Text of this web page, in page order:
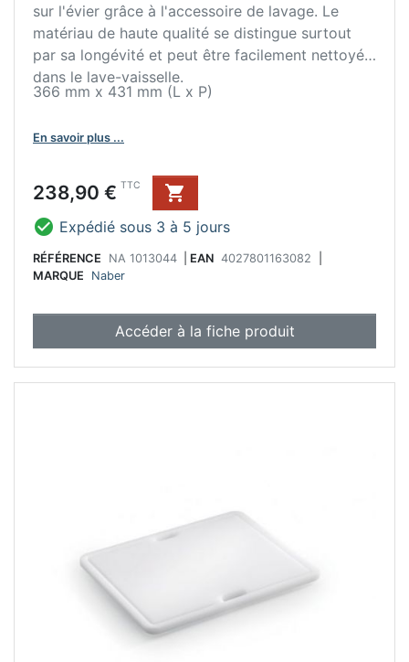
sur l'évier grâce à l'accessoire de lavage. Le
matériau de haute qualité se distingue surtout
par sa longévité et peut être facilement nettoyé
dans le lave-vaisselle.
366 mm x 431 mm (L x P)
En savoir plus ...
Prix
238,90 € TTC

 Expédié sous 3 à 5 jours
RÉFÉRENCE NA 1013044 EAN 4027801163082
MARQUE
Naber
Accéder à la fiche produit